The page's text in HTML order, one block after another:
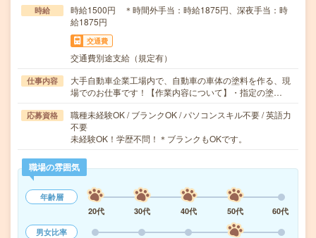
時給
時給1500円 ＊時間外手当：時給1875円、深夜手当：時
給1875円
交通費
交通費別途支給（規定有）
仕事内容
大手自動車企業工場内で、自動車の車体の塗料を作る、現
場でのお仕事です！【作業内容について】・指定の塗…
応募資格
職種未経験OK / ブランクOK / パソコンスキル不要 / 英語力
不要
未経験OK！学歴不問！＊ブランクもOKです。
職場の雰囲気
年齢層
20代
30代 40代 50代
60代
男女比率